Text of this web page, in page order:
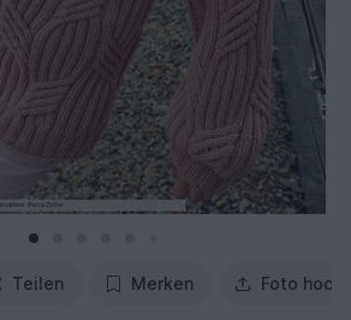
Teilen Merken Foto